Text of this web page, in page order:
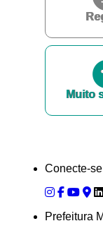
Muito
Conecte-
Prefeitura